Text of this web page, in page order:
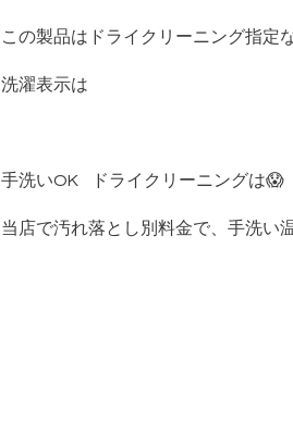
この製品はドライクリーニング指定
洗濯表示は
手洗いOK ドライクリーニングは😱
当店で汚れ落とし別料金で、手洗い